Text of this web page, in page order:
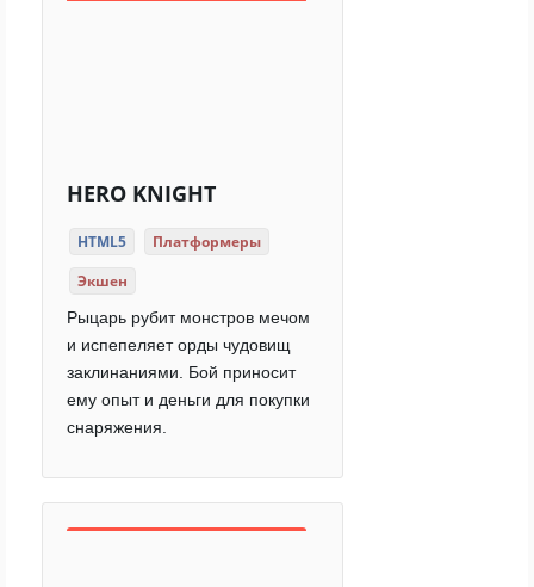
HERO KNIGHT
HTML5
Платформеры
Экшен
Рыцарь рубит монстров мечом
и испепеляет орды чудовищ
заклинаниями. Бой приносит
ему опыт и деньги для покупки
снаряжения.